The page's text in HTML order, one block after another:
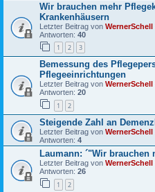
Wir brauchen mehr
Krankenhäusern
Letzter Beitrag von WernerSchell
Antworten: 40
1 2 3
Bemessung des
Pflegeeinrichtungen
Letzter Beitrag von WernerSchell
Antworten: 20
1 2
Steigende Zahl an
Letzter Beitrag von WernerSchell
Antworten: 4
Laumann: ´"Wir brauchen
Letzter Beitrag von WernerSchell
Antworten: 26
1 2